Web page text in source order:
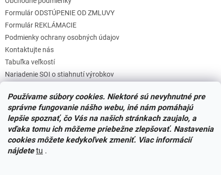
Používame súbory cookies. Niektoré sú nevyhnutné pre
správne fungovanie nášho webu, iné nám pomáhajú
lepšie spoznať, čo Vás na našich stránkach zaujalo, a
vďaka tomu ich môžeme priebežne zlepšovať. Nastavenia
cookies môžete kedykoľvek zmeniť. Viac informácií
nájdete tu .
Formulár ODSTÚPENIE OD ZMLUVY
Formulár REKLÁMACIE
Podmienky ochrany osobných údajov
Kontaktujte nás
Tabuľka veľkostí
Nariadenie SOI o stiahnutí výrobkov
Zásady súborov COOKIES
Facebook